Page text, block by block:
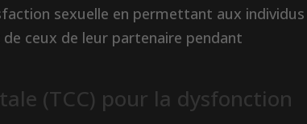
sexuelle en permettant aux individus
ceux de leur partenaire pendant
(TCC) pour la dysfonction